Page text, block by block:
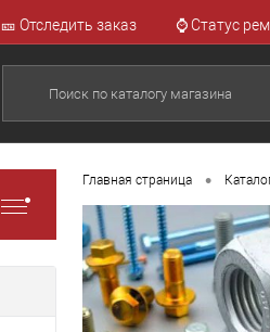
🎫 Отследить заказ ⌚ Статус
Главная страница •